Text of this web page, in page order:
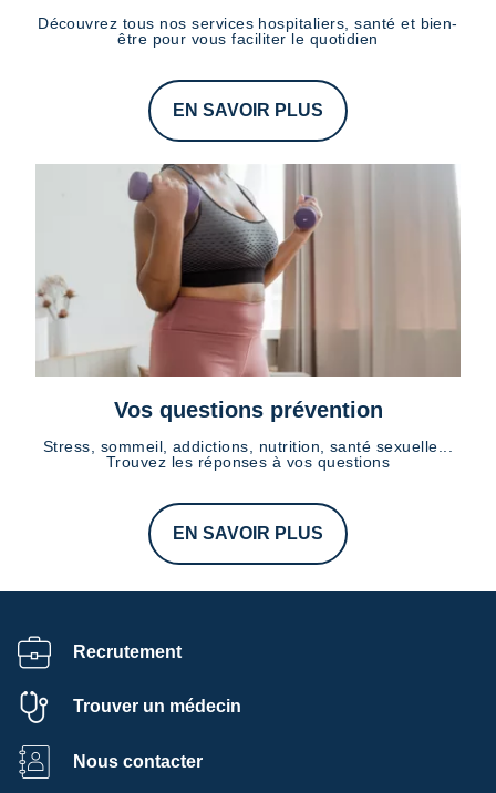
Découvrez tous nos services hospitaliers, santé et bien-
être pour vous faciliter le quotidien
EN SAVOIR PLUS
Vos questions prévention
Stress, sommeil, addictions, nutrition, santé sexuelle...
Trouvez les réponses à vos questions
EN SAVOIR PLUS
Recrutement
Trouver un médecin
Nous contacter